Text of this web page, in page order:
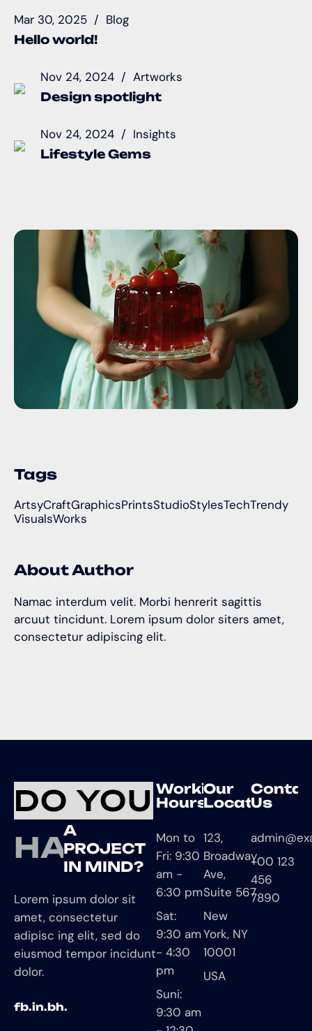
Mar 30, 2025 Blog
Hello world!
Nov 24, 2024 Artworks
Design spotlight
Nov 24, 2024 Insights
Lifestyle Gems
Tags
ArtsyCraftGraphicsPrintsStudioStylesTechTrendy
VisualsWorks
About Author
Namac interdum velit. Morbi henrerit sagittis
arcuut tincidunt. Lorem ipsum dolor siters amet,
consectetur adipiscing elit.
DO YOU
HAVE
A
PROJECT
IN MIND?
Lorem ipsum dolor sit
amet, consectetur
adipisc ing elit, sed do
eiusmod tempor incidunt
dolor.
fb.in.bh.
Working
Hours
Mon to
Fri: 9:30
am -
6:30 pm
Sat:
9:30 am
- 4:30
pm
Suni:
9:30 am
Our
Location
123,
Broadway
Ave,
Suite 567
New
York, NY
10001
USA
Us
+00 123
456
7890